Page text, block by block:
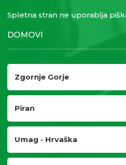
Spletna stran ne uporablja
DOMOVI
Zgornje Gorje
Piran
Umag - Hrvaška